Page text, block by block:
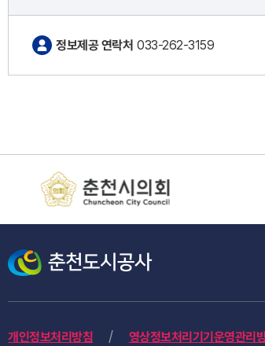
정보제공 연락처 033-262-3159
개인정보처리방침 영상정보처리기기운영관리